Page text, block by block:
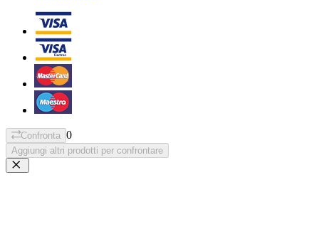
Confronta 0
Aggiungi altri prodotti per confrontare